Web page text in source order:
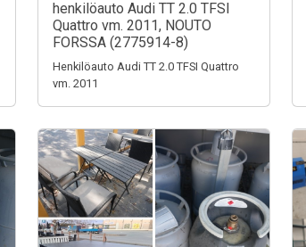
henkilöauto Audi TT 2.0 TFSI
Quattro vm. 2011, NOUTO
FORSSA (2775914-8)
Henkilöauto Audi TT 2.0 TFSI Quattro
vm. 2011